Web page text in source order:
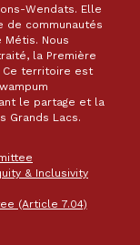
Wendats. Elle
de communautés
Métis. Nous
la Première
Ce territoire est
le partage et la
Grands Lacs.
& Inclusivity
(Article 7.04)